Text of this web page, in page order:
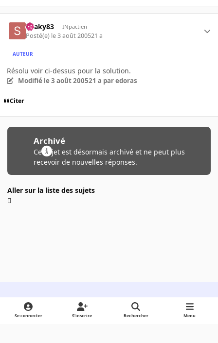
Snaky83 INpactien
Posté(e) le 3 août 200521 a
AUTEUR
Résolu voir ci-dessus pour la solution.
Modifié le 3 août 200521 a par edoras
Citer
Archivé
Ce sujet est désormais archivé et ne peut plus
recevoir de nouvelles réponses.
Aller sur la liste des sujets
Light ModeDark ModeSystem Preference
Se connecter S’inscrire Rechercher Menu